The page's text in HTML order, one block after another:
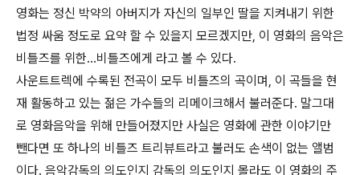
영화는 정신 박약의 아버지가 자신의 일부인 딸을 지켜내기 위한
법정 싸움 정도로 요약 할 수 있을지 모르겠지만, 이 영화의 음악은
비틀즈를 위한...비틀즈에게 라고 볼 수 있다.
사운트트렉에 수록된 전곡이 모두 비틀즈의 곡이며, 이 곡들을 현
재 활동하고 있는 젊은 가수들의 리메이크해서 불러준다. 말그대
로 영화음악을 위해 만들어졌지만 사실은 영화에 관한 이야기만
뺀다면 또 하나의 비틀즈 트리뷰트라고 불러도 손색이 없는 앨범
이다. 음악감독의 의도인지 감독의 의도인지 몰라도 이 영화의 주